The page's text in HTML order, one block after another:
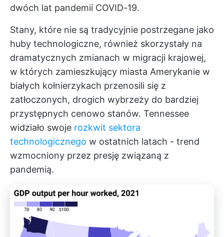
dwóch lat pandemii COVID-19.
Stany, które nie są tradycyjnie postrzegane jako
huby technologiczne, również skorzystały na
dramatycznych zmianach w migracji krajowej,
w których zamieszkujący miasta Amerykanie w
białych kołnierzykach przenosili się z
zatłoczonych, drogich wybrzeży do bardziej
przystępnych cenowo stanów. Tennessee
widziało swoje rozkwit sektora
technologicznego w ostatnich latach - trend
wzmocniony przez presję związaną z
pandemią.